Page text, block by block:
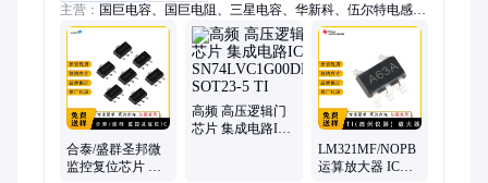
主营： 国巨电容、国巨电阻、三星电容、华新科、伍尔特电感、
二极管、三极管、贴片电感、lm317to-220、贴片排阻、贴片电
阻、贴片电容、贴片磁珠、贴片滤波器、s8050s0t23、旺诠电
阻、厚声电阻
合泰/盛群圣邦微
监控复位芯片 集
高频 高压逻辑门
芯片 集成电路IC
LM321MF/NOPB
运算放大器 IC芯